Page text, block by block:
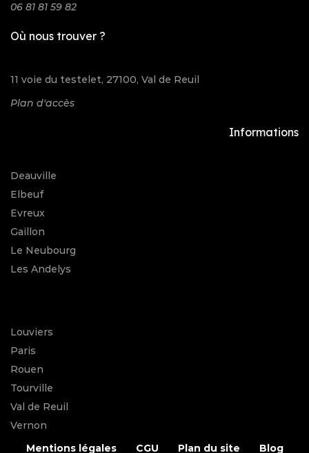
06 81 81 59 82
Où nous trouver ?
11 voie du testelet, 27100, Val de Reuil
Plan d'accès
Informations
Deauville
Elbeuf
Evreux
Gaillon
Le Neubourg
Les Andelys
Louviers
Paris
Rouen
Tourville
Val de Reuil
Vernon
Mentions légales
CGU Plan du site Blog